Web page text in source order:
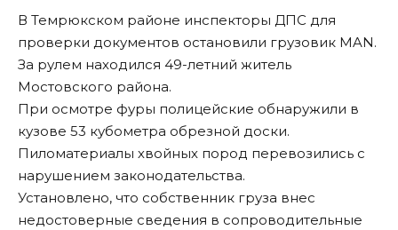
В Темрюкском районе инспекторы ДПС для
проверки документов остановили грузовик MAN.
За рулем находился 49-летний житель
Мостовского района.
При осмотре фуры полицейские обнаружили в
кузове 53 кубометра обрезной доски.
Пиломатериалы хвойных пород перевозились с
нарушением законодательства.
Установлено, что собственник груза внес
недостоверные сведения в сопроводительные